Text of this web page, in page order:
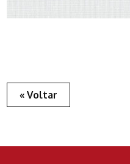
« Voltar